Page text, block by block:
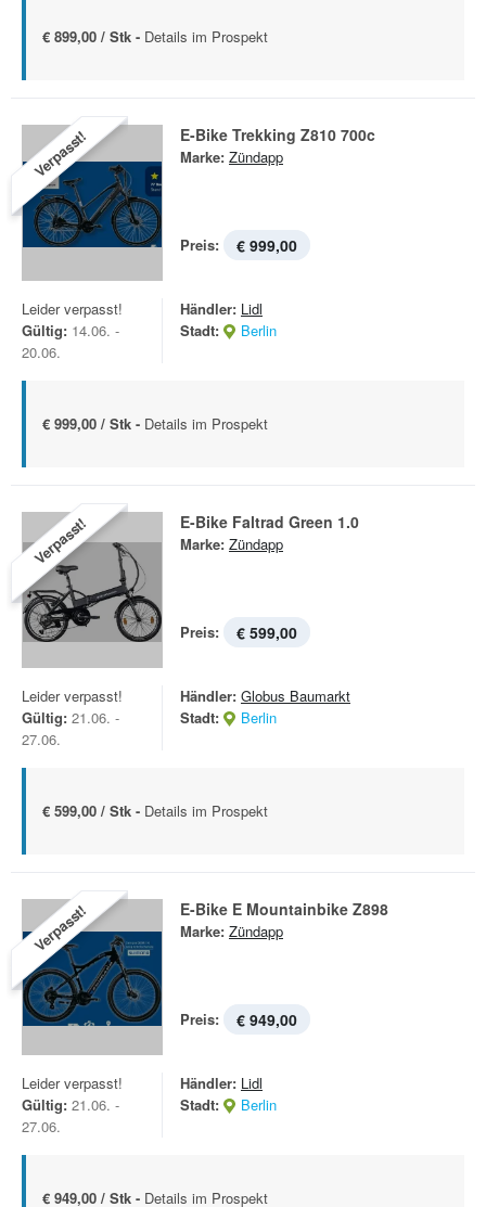
€ 899,00 / Stk - Details im Prospekt
Verpasst! E-Bike Trekking Z810 700c
Marke: Zündapp
Preis: € 999,00
Leider verpasst!
Gültig: 14.06. -
20.06.
Händler: Lidl
Stadt:
Berlin
€ 999,00 / Stk - Details im Prospekt
Verpasst! E-Bike Faltrad Green 1.0
Marke: Zündapp
Preis: € 599,00
Leider verpasst!
Gültig: 21.06. -
27.06.
Händler: Globus Baumarkt
Stadt:
Berlin
€ 599,00 / Stk - Details im Prospekt
Verpasst! E-Bike E Mountainbike Z898
Marke: Zündapp
Preis: € 949,00
Leider verpasst!
Gültig: 21.06. -
27.06.
Händler: Lidl
Stadt:
Berlin
€ 949,00 / Stk - Details im Prospekt